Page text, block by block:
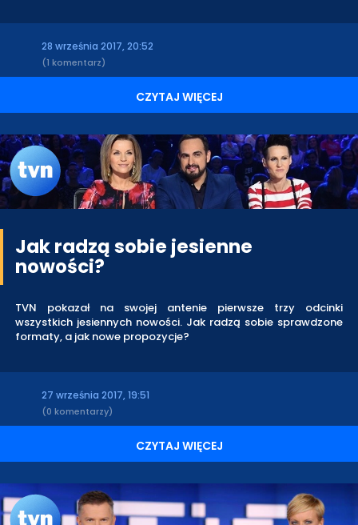
28 września 2017, 20:52
(1 komentarz)
CZYTAJ WIĘCEJ
Jak radzą sobie jesienne
nowości?
TVN pokazał na swojej antenie pierwsze trzy odcinki
wszystkich jesiennych nowości. Jak radzą sobie sprawdzone
formaty, a jak nowe propozycje?
27 września 2017, 19:51
(0 komentarzy)
CZYTAJ WIĘCEJ